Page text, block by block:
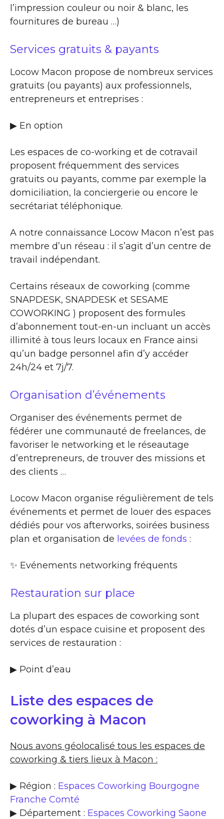
l’impression couleur ou noir & blanc, les
fournitures de bureau …)
Services gratuits & payants
Locow Macon propose de nombreux services
gratuits (ou payants) aux professionnels,
entrepreneurs et entreprises :
▶​ En option
Les espaces de co-working et de cotravail
proposent fréquemment des services
gratuits ou payants, comme par exemple la
domiciliation, la conciergerie ou encore le
secrétariat téléphonique.
A notre connaissance Locow Macon n’est pas
membre d’un réseau : il s’agit d’un centre de
travail indépendant.
Certains réseaux de coworking (comme
SNAPDESK, SNAPDESK et SESAME
COWORKING ) proposent des formules
d’abonnement tout-en-un incluant un accès
illimité à tous leurs locaux en France ainsi
qu’un badge personnel afin d’y accéder
24h/24 et 7j/7.
Organisation d’événements
Organiser des événements permet de
fédérer une communauté de freelances, de
favoriser le networking et le réseautage
d’entrepreneurs, de trouver des missions et
des clients …
Locow Macon organise régulièrement de tels
événements et permet de louer des espaces
dédiés pour vos afterworks, soirées business
plan et organisation de levées de fonds :
✨​ Evénements networking fréquents
Restauration sur place
La plupart des espaces de coworking sont
dotés d’un espace cuisine et proposent des
services de restauration :
▶​ Point d’eau
Liste des espaces de
coworking à Macon
Nous avons géolocalisé tous les espaces de
coworking & tiers lieux à Macon :
▶ Région : Espaces Coworking Bourgogne
Franche Comté
▶ Département : Espaces Coworking Saone